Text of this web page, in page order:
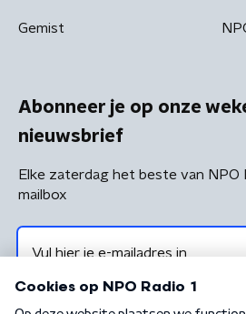
Gemist
Abonneer je op onze
nieuwsbrief
Elke zaterdag het beste van NPO
mailbox